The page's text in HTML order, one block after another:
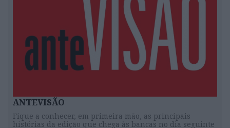
ANTEVISÃO
Fique a conhecer, em primeira mão, as principais
histórias da edição que chega às bancas no dia seguinte